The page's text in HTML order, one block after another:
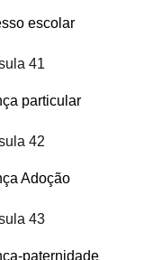
escolar
41
particular
42
Adoção
43
paternidade